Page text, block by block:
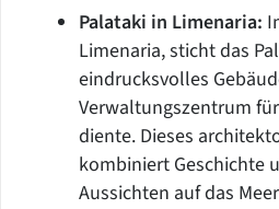
Palataki in Limenaria:
Limenaria, sticht das
eindrucksvolles
Verwaltungszentrum
diente. Dieses
kombiniert Geschichte
Aussichten auf das Meer